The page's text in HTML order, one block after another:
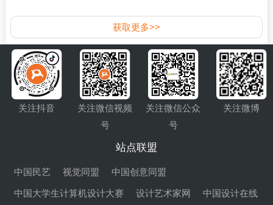
获取更多>>
关注抖音
关注微信视频
号
关注微信公众
号
关注微博
站点联盟
中国民艺 视觉同盟 中国创意同盟
中国大学生计算机设计大赛 设计艺术家网 中国设计在线